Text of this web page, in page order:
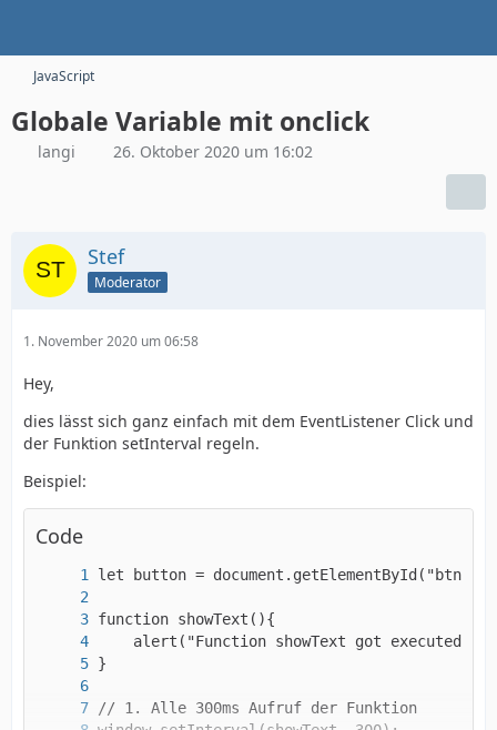
JavaScript
Globale Variable mit onclick
langi 26. Oktober 2020 um 16:02
Stef
Moderator
1. November 2020 um 06:58
Hey,
dies lässt sich ganz einfach mit dem EventListener Click und
der Funktion setInterval regeln.
Beispiel:
Code